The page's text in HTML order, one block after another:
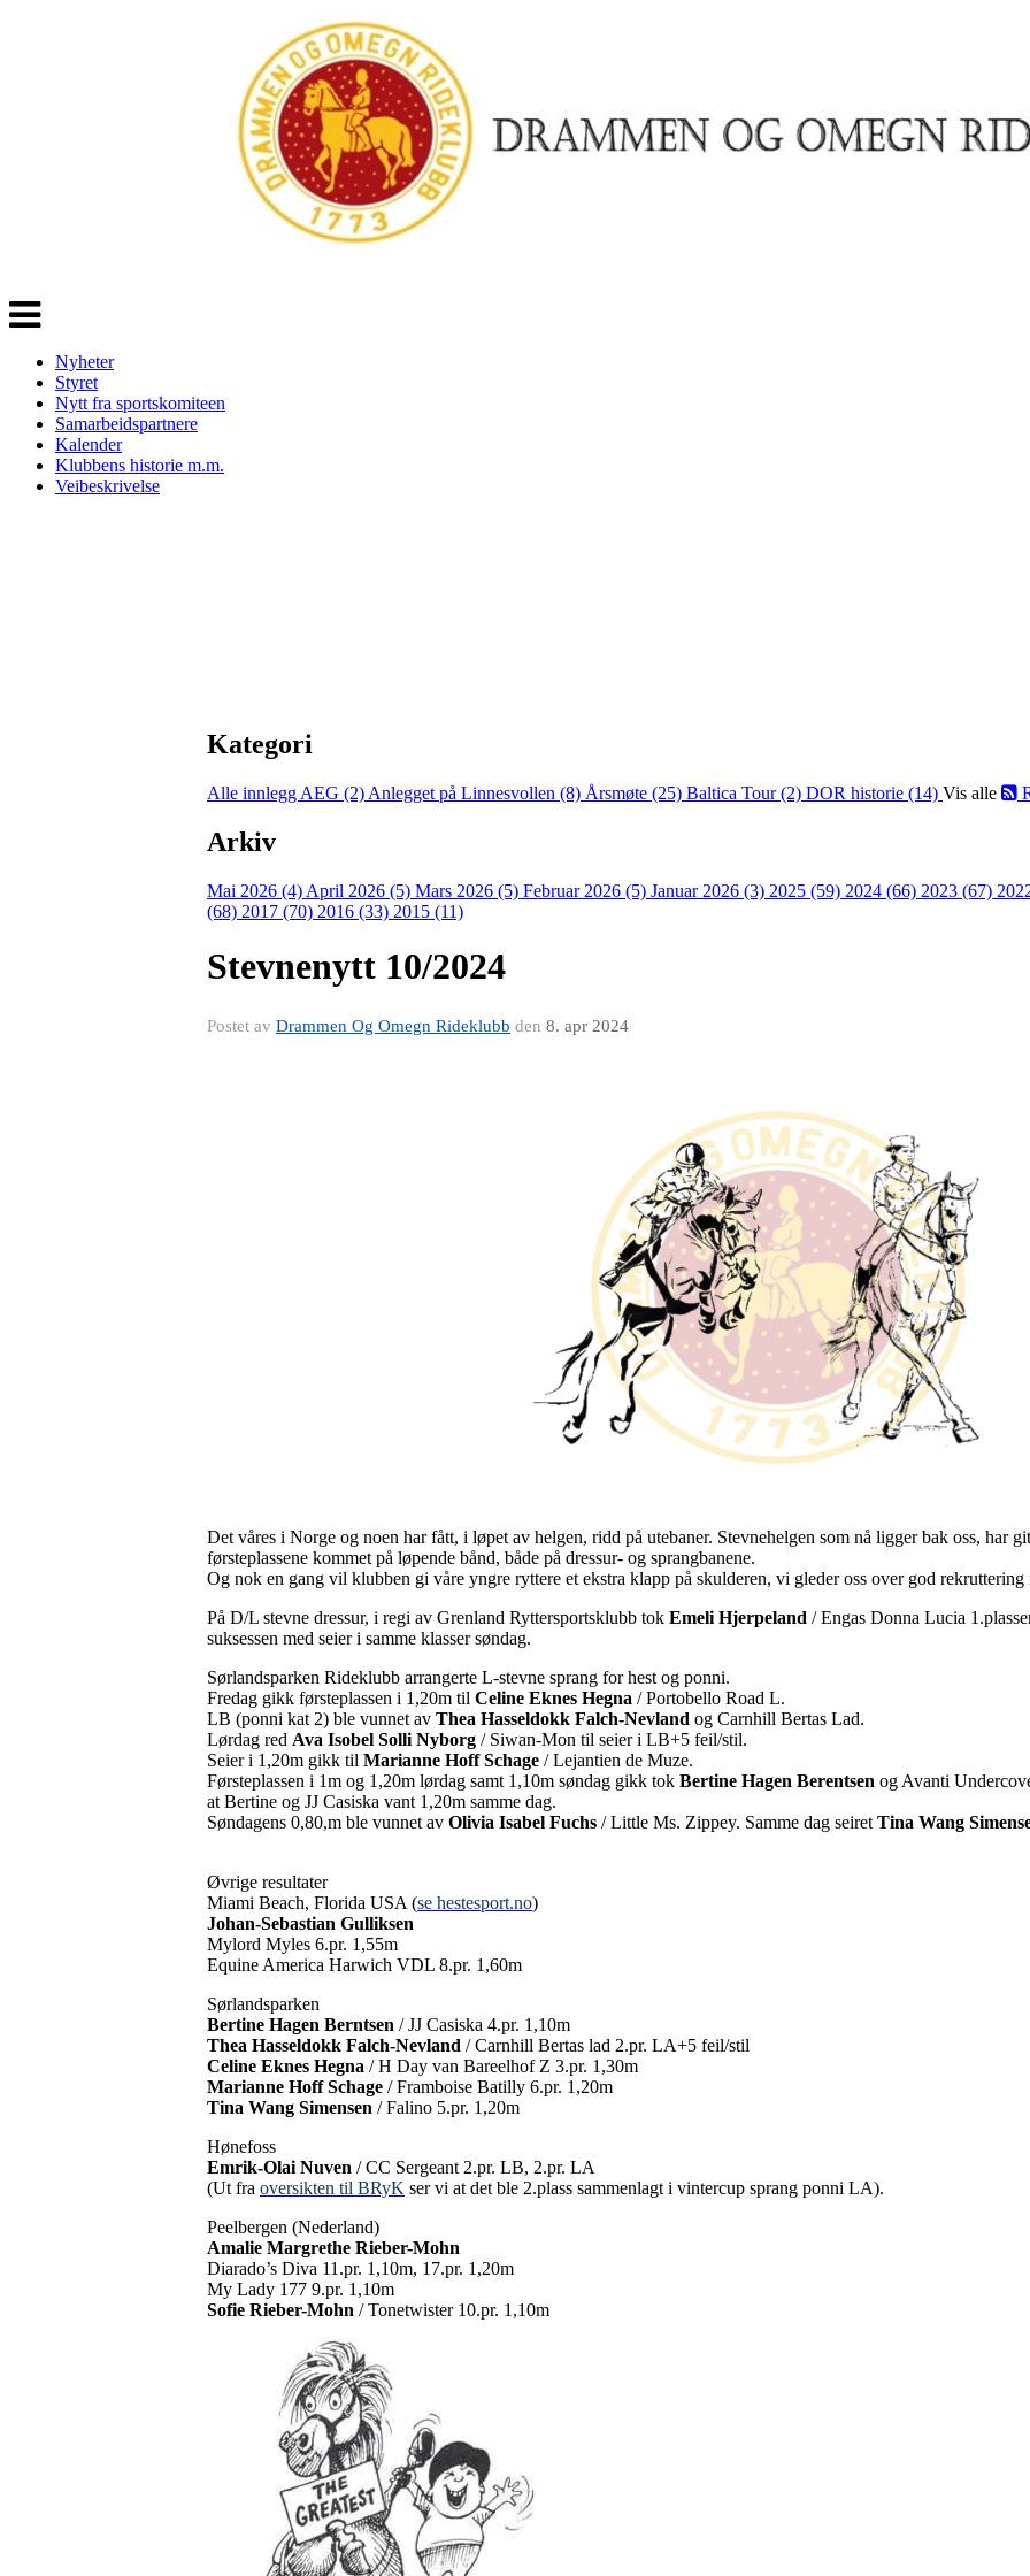
Veksle
navigasjon
Nyheter
Styret
Nytt fra sportskomiteen
Samarbeidspartnere
Kalender
Klubbens historie m.m.
Veibeskrivelse
Kategori
Alle innlegg AEG (2) Anlegget på Linnesvollen (8) Årsmøte (25) Baltica Tour (2) DOR historie (14) Vis alle
Arkiv
Mai 2026 (4) April 2026 (5) Mars 2026 (5) Februar 2026 (5) Januar 2026 (3) 2025 (59) 2024 (66) 2023 (67)
(68) 2017 (70) 2016 (33) 2015 (11)
Stevnenytt 10/2024
Postet av Drammen Og Omegn Rideklubb den 8. apr 2024
Det våres i Norge og noen har fått, i løpet av helgen, ridd på utebaner. Stevnehelgen som nå ligger bak oss, har
førsteplassene kommet på løpende bånd, både på dressur- og sprangbanene.
Og nok en gang vil klubben gi våre yngre ryttere et ekstra klapp på skulderen, vi gleder oss over god rekruttering
På D/L stevne dressur, i regi av Grenland Ryttersportsklubb tok Emeli Hjerpeland / Engas Donna Lucia
suksessen med seier i samme klasser søndag.
Sørlandsparken Rideklubb arrangerte L-stevne sprang for hest og ponni.
Fredag gikk førsteplassen i 1,20m til Celine Eknes Hegna / Portobello Road L.
LB (ponni kat 2) ble vunnet av Thea Hasseldokk Falch-Nevland og Carnhill Bertas Lad.
Lørdag red Ava Isobel Solli Nyborg / Siwan-Mon til seier i LB+5 feil/stil.
Seier i 1,20m gikk til Marianne Hoff Schage / Lejantien de Muze.
Førsteplassen i 1m og 1,20m lørdag samt 1,10m søndag gikk tok Bertine Hagen Berentsen og Avanti
at Bertine og JJ Casiska vant 1,20m samme dag.
Søndagens 0,80,m ble vunnet av Olivia Isabel Fuchs / Little Ms. Zippey. Samme dag seiret Tina Wang
Øvrige resultater
Miami Beach, Florida USA (se hestesport.no)
Johan-Sebastian Gulliksen
Mylord Myles 6.pr. 1,55m
Equine America Harwich VDL 8.pr. 1,60m
Sørlandsparken
Bertine Hagen Berntsen / JJ Casiska 4.pr. 1,10m
Thea Hasseldokk Falch-Nevland / Carnhill Bertas lad 2.pr. LA+5 feil/stil
Celine Eknes Hegna / H Day van Bareelhof Z 3.pr. 1,30m
Marianne Hoff Schage / Framboise Batilly 6.pr. 1,20m
Tina Wang Simensen / Falino 5.pr. 1,20m
Hønefoss
Emrik-Olai Nuven / CC Sergeant 2.pr. LB, 2.pr. LA
(Ut fra oversikten til BRyK ser vi at det ble 2.plass sammenlagt i vintercup sprang ponni LA).
Peelbergen (Nederland)
Amalie Margrethe Rieber-Mohn
Diarado’s Diva 11.pr. 1,10m, 17.pr. 1,20m
My Lady 177 9.pr. 1,10m
Sofie Rieber-Mohn / Tonetwister 10.pr. 1,10m